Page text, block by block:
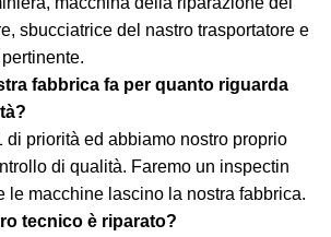
sbucciatrice del nastro trasportatore e
fabbrica fa per quanto riguarda
di priorità ed abbiamo nostro proprio
di qualità. Faremo un inspectin
le macchine lascino la nostra fabbrica.
tecnico è riparato?